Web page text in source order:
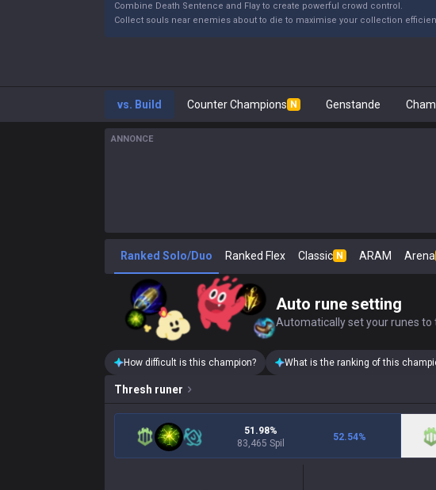
Combine Death Sentence and Flay to create powerful crowd control.
Collect souls near enemies about to die to maximise your collection
vs. Build Counter Champions N Genstande
ANNONCE
Ranked Solo/Duo Ranked Flex Classic N ARAM Arena
Auto rune setting
Automatically set your runes
How difficult is this champion? What is the ranking of this
Thresh runer
51.98%
83,465 Spil
52.54%